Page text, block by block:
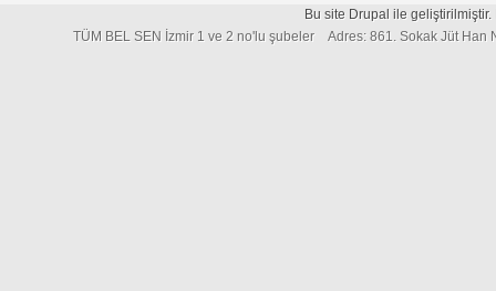
Bu site Drupal ile
TÜM BEL SEN İzmir 1 ve 2 no'lu şubeler Adres: 861. Sokak Jüt